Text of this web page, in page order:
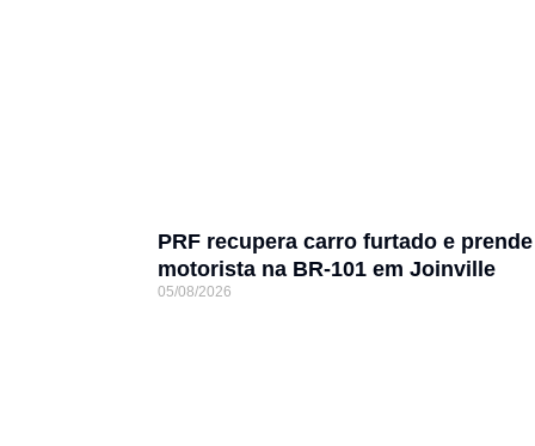
PRF recupera carro furtado e prende
motorista na BR-101 em Joinville
05/08/2026